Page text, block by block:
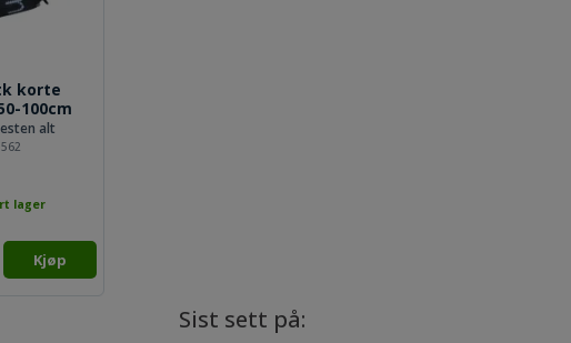
korte
100cm
alt
lager
Kjøp
Sist sett på: